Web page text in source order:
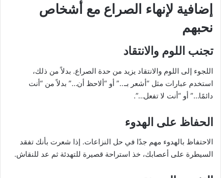
إضافية لإنهاء الصراع مع أشخاص
نحبهم
تجنب اللوم والانتقاد
اللجوء إلى اللوم والانتقاد يزيد من حدة الصراع. بدلاً من ذلك،
استخدم عبارات مثل “أشعر بـ…” أو “ألاحظ أن…” بدلاً من “أنت
دائمًا…” أو “أنت لا تفعل…”.
الحفاظ على الهدوء
الاحتفاظ بالهدوء مهم جدًا في حل النزاعات. إذا شعرت بأنك تفقد
السيطرة على أعصابك، خذ استراحة قصيرة للتهدئة ثم عد للنقاش.